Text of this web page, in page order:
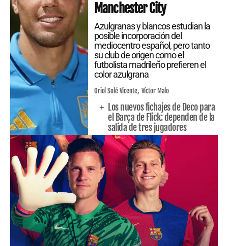
Manchester City
Azulgranas y blancos estudian la
posible incorporación del
mediocentro español, pero tanto
su club de origen como el
futbolista madrileño prefieren el
color azulgrana
Oriol Solé Vicente Víctor Malo
Los nuevos fichajes de Deco para
el Barça de Flick: dependen de la
salida de tres jugadores